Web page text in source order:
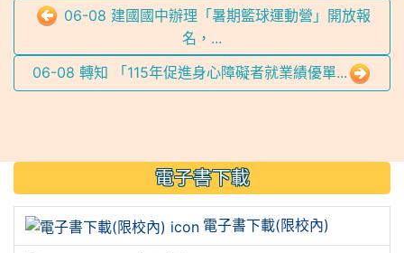
06-08 建國國中辦理「暑期籃球運動營」開放報
名，...
06-08 轉知 「115年促進身心障礙者就業績優單...
::: 電子書下載
電子書下載(限校內)